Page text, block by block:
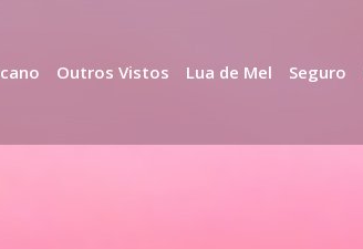
Outros Vistos Lua de Mel Seguro